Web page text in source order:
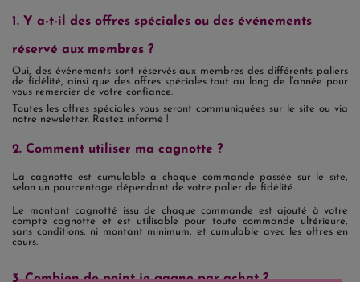
1. Y a-t-il des offres spéciales ou des événements
réservé aux membres ?
Oui, des événements sont réservés aux membres des différents paliers
de fidélité, ainsi que des offres spéciales tout au long de l’année pour
vous remercier de votre confiance.
Toutes les offres spéciales vous seront communiquées sur le site ou via
notre newsletter. Restez informé !
2. Comment utiliser ma cagnotte ?
La cagnotte est cumulable à chaque commande passée sur le site,
selon un pourcentage dépendant de votre palier de fidélité.
Le montant cagnotté issu de chaque commande est ajouté à votre
compte cagnotte et est utilisable pour toute commande ultérieure,
sans conditions, ni montant minimum, et cumulable avec les offres en
cours.
3. Combien de point je gagne par achat ?